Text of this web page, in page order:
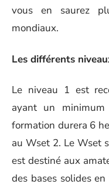
vous en saurez
mondiaux.
Les différents
Le niveau 1 est
ayant un minimum
formation durera 6
au Wset 2. Le Wset
est destiné aux
des bases solides en